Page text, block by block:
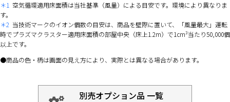
＊1 空気循環適用床面積は当社基準（風量）による目安です。環境により異なりま
す。
＊2 当技術マークのイオン個数の目安は、商品を壁際に置いて、「風量最大」運転
時でプラズマクラスター適用床面積の部屋中央（床上1.2m）で1cm³当たり50,000個
以上です。
商品の色・柄は画面の見え方により、実際とは異なる場合があります。
別売オプション品 一覧